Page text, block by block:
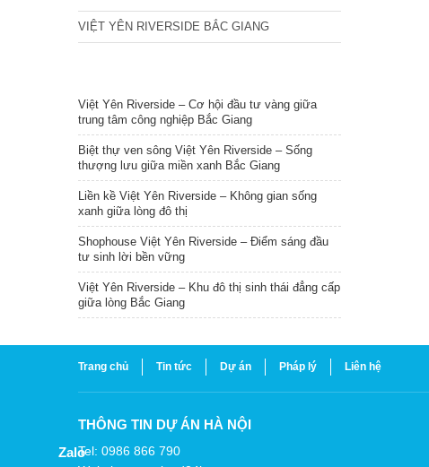
VIỆT YÊN RIVERSIDE BẮC GIANG
Việt Yên Riverside – Cơ hội đầu tư vàng giữa
trung tâm công nghiệp Bắc Giang
Biệt thự ven sông Việt Yên Riverside – Sống
thượng lưu giữa miền xanh Bắc Giang
Liền kề Việt Yên Riverside – Không gian sống
xanh giữa lòng đô thị
Shophouse Việt Yên Riverside – Điểm sáng đầu
tư sinh lời bền vững
Việt Yên Riverside – Khu đô thị sinh thái đẳng cấp
giữa lòng Bắc Giang
Trang chủ Tin tức Dự án Pháp lý Liên hệ
THÔNG TIN DỰ ÁN HÀ NỘI
Tel: 0986 866 790
Zalo